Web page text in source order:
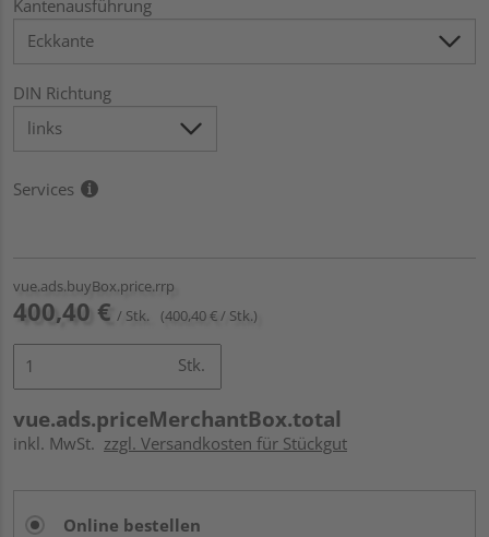
Kantenausführung
DIN Richtung
Services
vue.ads.buyBox.price.rrp
400,40 € / Stk. (400,40 € / Stk.)
Stk.
vue.ads.priceMerchantBox.total
inkl. MwSt. zzgl. Versandkosten für Stückgut
Online bestellen